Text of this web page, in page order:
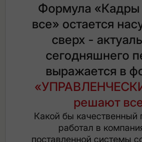
Формула
все» остается
сверх -
сегодняшнего
выражается в
решают
Какой бы качественный
работал в
поставленной системы